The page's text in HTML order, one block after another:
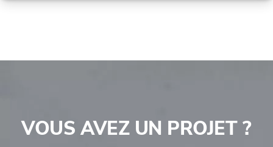
VOUS AVEZ UN PROJET ?